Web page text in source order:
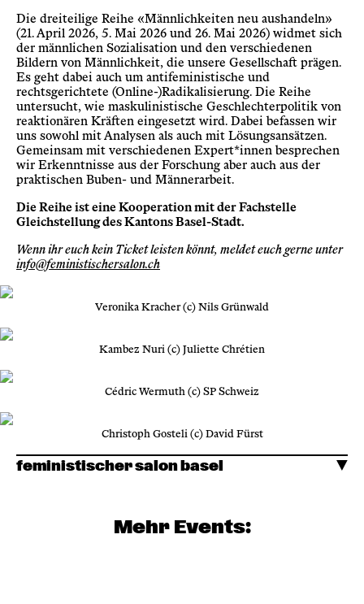
Die dreiteilige Reihe «Männlichkeiten neu aushandeln»
(21. April 2026, 5. Mai 2026 und 26. Mai 2026) widmet sich
der männlichen Sozialisation und den verschiedenen
Bildern von Männlichkeit, die unsere Gesellschaft prägen.
Es geht dabei auch um antifeministische und
rechtsgerichtete (Online-)Radikalisierung. Die Reihe
untersucht, wie maskulinistische Geschlechterpolitik von
reaktionären Kräften eingesetzt wird. Dabei befassen wir
uns sowohl mit Analysen als auch mit Lösungsansätzen.
Gemeinsam mit verschiedenen Expert*innen besprechen
wir Erkenntnisse aus der Forschung aber auch aus der
praktischen Buben- und Männerarbeit.
Die Reihe ist eine Kooperation mit der Fachstelle
Gleichstellung des Kantons Basel-Stadt.
Wenn ihr euch kein Ticket leisten könnt, meldet euch gerne unter
info@feministischersalon.ch
Veronika Kracher (c) Nils Grünwald
Kambez Nuri (c) Juliette Chrétien
Cédric Wermuth (c) SP Schweiz
Christoph Gosteli (c) David Fürst
feministischer salon basel
Mehr Events: